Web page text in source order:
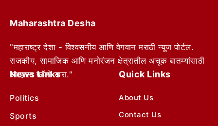
Maharashtra Desha
"महाराष्ट्र देशा - विश्वसनीय आणि वेगवान मराठी न्यूज पोर्टल.
राजकीय, सामाजिक आणि मनोरंजन क्षेत्रातील अचूक बातम्यांसाठी
आम्हाला फॉलो करा."
News Links
Politics
Sports
Quick Links
About Us
Contact Us